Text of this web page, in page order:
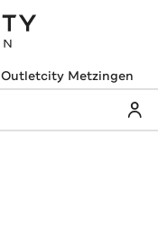
Outletcity Metzingen